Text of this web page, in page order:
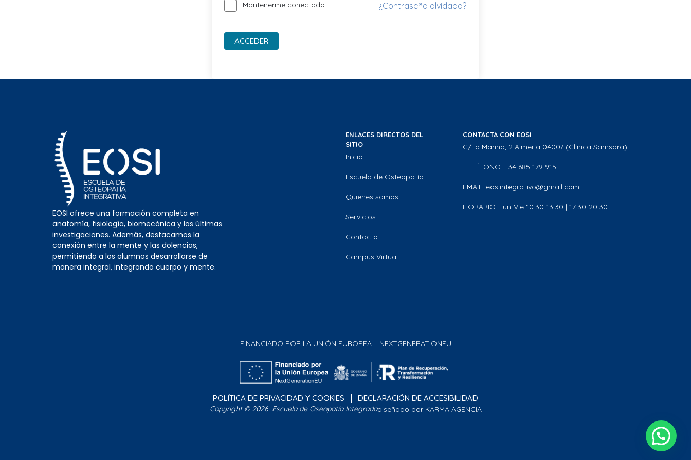
Mantenerme conectado ¿Contraseña olvidada?
ACCEDER
EOSI ofrece una formación completa en
anatomía, fisiología, biomecánica y las últimas
investigaciones. Además, destacamos la
conexión entre la mente y las dolencias,
permitiendo a los alumnos desarrollarse de
manera integral, integrando cuerpo y mente.
ENLACES DIRECTOS DEL
SITIO
Inicio
Escuela de Osteopatía
Quienes somos
Servicios
Contacto
Campus Virtual
CONTACTA CON EOSI
C/La Marina, 2 Almería 04007 (Clínica Samsara)
TELÉFONO: +34 685 179 915
EMAIL: eosiintegrativo@gmail.com
HORARIO: Lun-Vie 10:30-13:30 | 17:30-20:30
FINANCIADO POR LA UNIÓN EUROPEA – NEXTGENERATIONEU
POLÍTICA DE PRIVACIDAD Y COOKIES DECLARACIÓN DE ACCESIBILIDAD
Copyright © 2026. Escuela de Oseopatía Integradadiseñado por KARMA AGENCIA